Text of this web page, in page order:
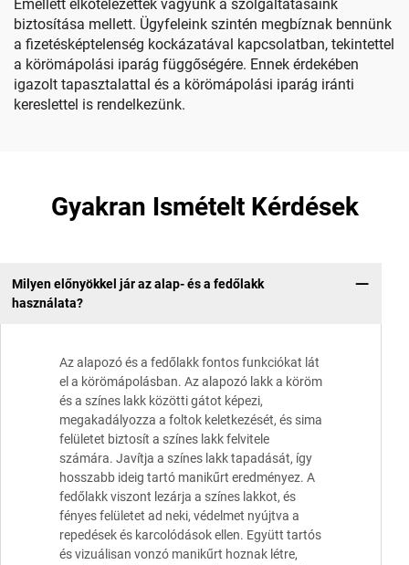
Emellett elkötelezettek vagyunk a szolgáltatásaink
biztosítása mellett. Ügyfeleink szintén megbíznak bennünk
a fizetésképtelenség kockázatával kapcsolatban, tekintettel
a körömápolási iparág függőségére. Ennek érdekében
igazolt tapasztalattal és a körömápolási iparág iránti
kereslettel is rendelkezünk.
Gyakran Ismételt Kérdések
Milyen előnyökkel jár az alap- és a fedőlakk
használata?
Az alapozó és a fedőlakk fontos funkciókat lát
el a körömápolásban. Az alapozó lakk a köröm
és a színes lakk közötti gátot képezi,
megakadályozza a foltok keletkezését, és sima
felületet biztosít a színes lakk felvitele
számára. Javítja a színes lakk tapadását, így
hosszabb ideig tartó manikűrt eredményez. A
fedőlakk viszont lezárja a színes lakkot, és
fényes felületet ad neki, védelmet nyújtva a
repedések és karcolódások ellen. Együtt tartós
és vizuálisan vonzó manikűrt hoznak létre,